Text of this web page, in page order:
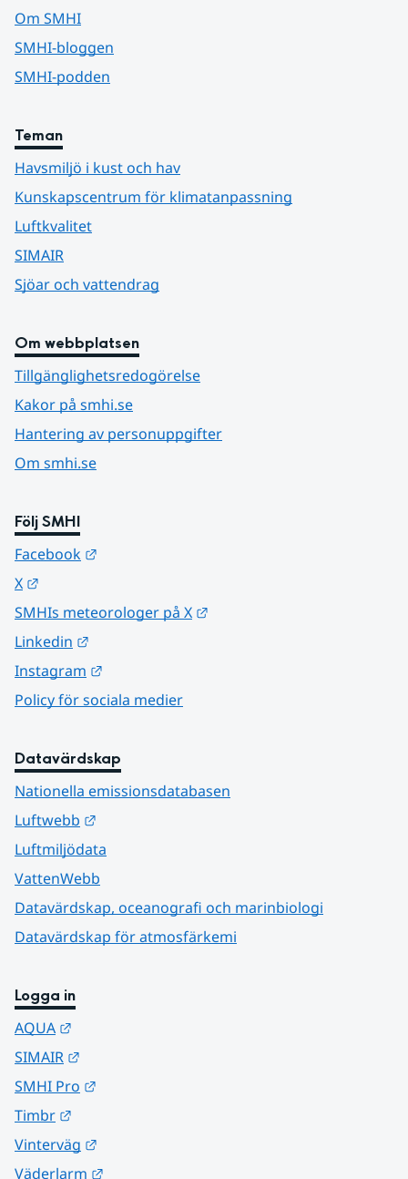
Om SMHI
SMHI-bloggen
SMHI-podden
Teman
Havsmiljö i kust och hav
Kunskapscentrum för klimatanpassning
Luftkvalitet
SIMAIR
Sjöar och vattendrag
Om webbplatsen
Tillgänglighetsredogörelse
Kakor på smhi.se
Hantering av personuppgifter
Om smhi.se
Följ SMHI
Facebook
X
SMHIs meteorologer på X
Linkedin
Instagram
Policy för sociala medier
Datavärdskap
Nationella emissionsdatabasen
Luftwebb
Luftmiljödata
VattenWebb
Datavärdskap, oceanografi och marinbiologi
Datavärdskap för atmosfärkemi
Logga in
AQUA
SIMAIR
SMHI Pro
Timbr
Vinterväg
Väderlarm